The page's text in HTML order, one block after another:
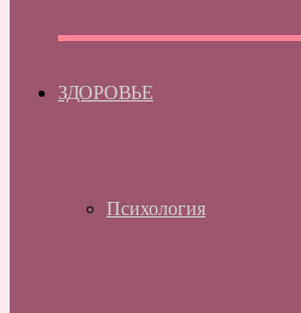
ЗДОРОВЬЕ
Психология